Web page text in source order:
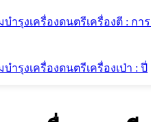
ำรุงเครื่องดนตรีเครื่องตี : การ
ำรุงเครื่องดนตรีเครื่องเป่า : ปี่